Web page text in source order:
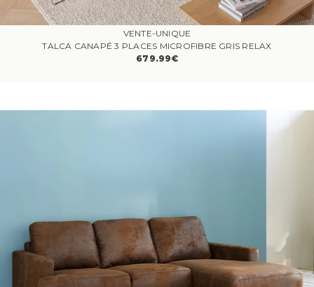
VENTE-UNIQUE
TALCA CANAPÉ 3 PLACES MICROFIBRE GRIS RELAX
679.99€